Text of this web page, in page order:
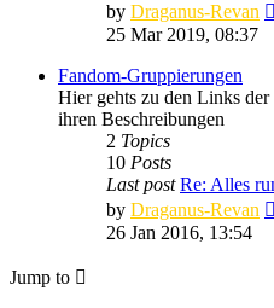
by Draganus-Revan
25 Mar 2019, 08:37
Fandom-Gruppierungen
Hier gehts zu den Links
ihren Beschreibungen
2 Topics
10 Posts
Last post Re: Alles
by Draganus-Revan
26 Jan 2016, 13:54
Jump to